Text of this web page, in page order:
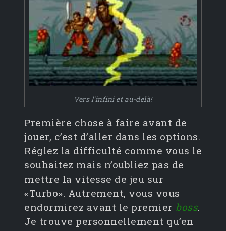
Vers l'infini et au-delà!
Première chose à faire avant de
jouer, c’est d’aller dans les options.
Réglez la difficulté comme vous le
souhaitez mais n’oubliez pas de
mettre la vitesse de jeu sur
«Turbo». Autrement, vous vous
endormirez avant le premier boss.
Je trouve personnellement qu’en